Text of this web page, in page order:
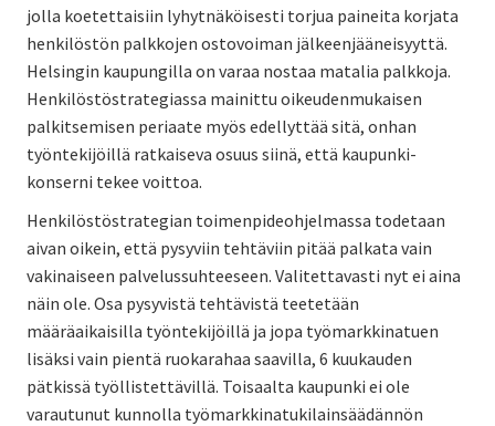
jolla koetettaisiin lyhytnäköisesti torjua paineita korjata
henkilöstön palkkojen ostovoiman jälkeenjääneisyyttä.
Helsingin kaupungilla on varaa nostaa matalia palkkoja.
Henkilöstöstrategiassa mainittu oikeudenmukaisen
palkitsemisen periaate myös edellyttää sitä, onhan
työntekijöillä ratkaiseva osuus siinä, että kaupunki-
konserni tekee voittoa.
Henkilöstöstrategian toimenpideohjelmassa todetaan
aivan oikein, että pysyviin tehtäviin pitää palkata vain
vakinaiseen palvelussuhteeseen. Valitettavasti nyt ei aina
näin ole. Osa pysyvistä tehtävistä teetetään
määräaikaisilla työntekijöillä ja jopa työmarkkinatuen
lisäksi vain pientä ruokarahaa saavilla, 6 kuukauden
pätkissä työllistettävillä. Toisaalta kaupunki ei ole
varautunut kunnolla työmarkkinatukilainsäädännön